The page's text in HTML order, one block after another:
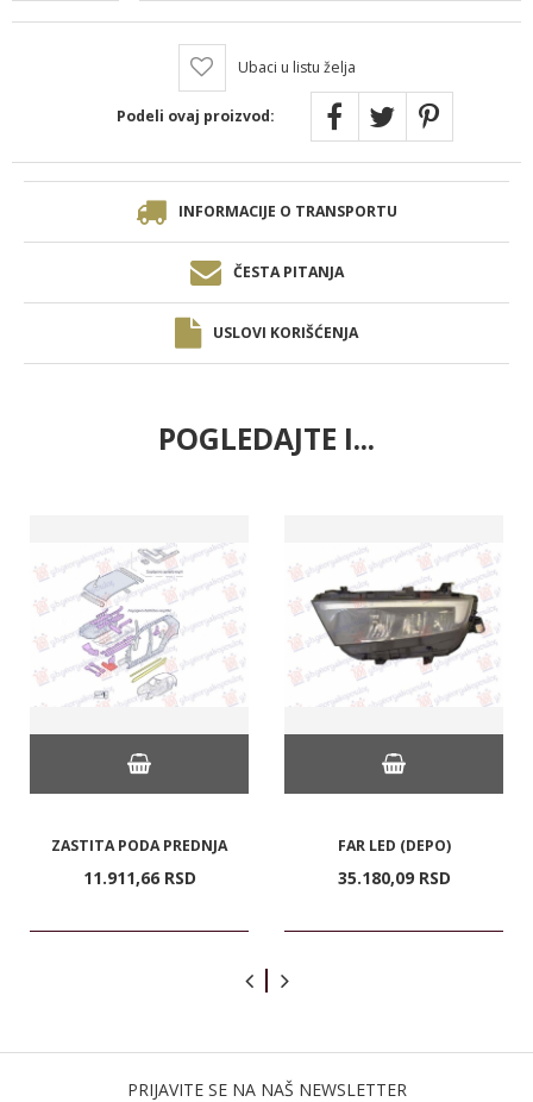
Ubaci u listu želja
Podeli ovaj proizvod:
INFORMACIJE O TRANSPORTU
ČESTA PITANJA
USLOVI KORIŠĆENJA
POGLEDAJTE I...
ZASTITA PODA PREDNJA
11.911,66 RSD
FAR LED (DEPO)
35.180,09 RSD
PRIJAVITE SE NA NAŠ NEWSLETTER